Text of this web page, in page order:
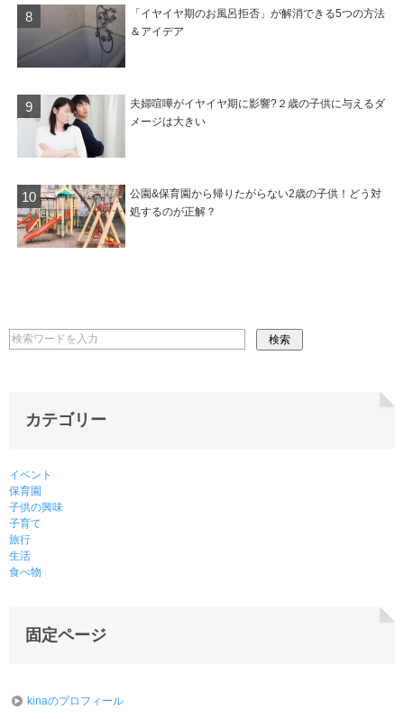
「イヤイヤ期のお風呂拒否」が解消できる5つの方法
＆アイデア
夫婦喧嘩がイヤイヤ期に影響?２歳の子供に与えるダ
メージは大きい
公園&保育園から帰りたがらない2歳の子供！どう対
処するのが正解？
カテゴリー
イベント
保育園
子供の興味
子育て
旅行
生活
食べ物
固定ページ
kinaのプロフィール